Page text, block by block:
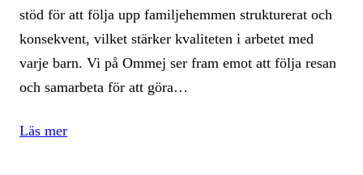
stöd för att följa upp familjehemmen strukturerat och
konsekvent, vilket stärker kvaliteten i arbetet med
varje barn. Vi på Ommej ser fram emot att följa resan
och samarbeta för att göra…
Läs mer